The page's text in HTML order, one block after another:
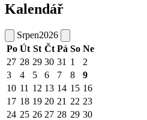
Kalendář
Srpen2026
Po Út St Čt Pá So Ne
27 28 29 30 31 1
2
3
4 5 6 7 8
9
10 11 12 13 14 15 16
17 18 19 20 21 22 23
24 25 26 27 28 29 30